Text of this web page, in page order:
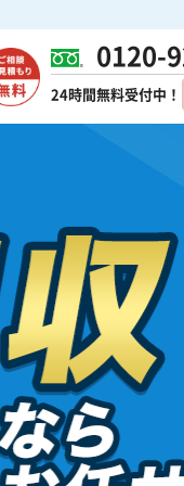
0120-
24時間無料受付中！